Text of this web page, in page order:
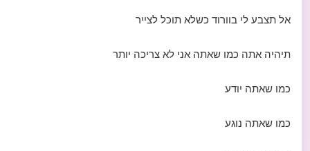
אל תצבע לי בוורוד כשלא תוכל לצייר
תיהיה אתה כמו שאתה אני לא צריכה יותר
כמו שאתה יודע
כמו שאתה נוגע